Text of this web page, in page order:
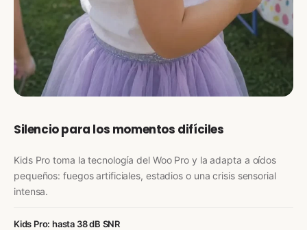
Silencio para los momentos difíciles
Kids Pro toma la tecnología del Woo Pro y la adapta a oídos
pequeños: fuegos artificiales, estadios o una crisis sensorial
intensa.
Kids Pro: hasta 38 dB SNR